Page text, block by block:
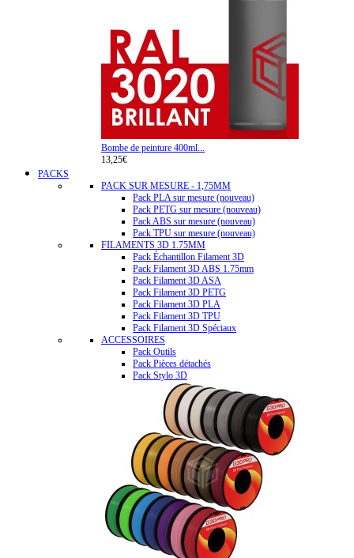
Bombe de peinture 400ml...
13,25€
PACKS
PACK SUR MESURE - 1,75MM
Pack PLA sur mesure (nouveau)
Pack PETG sur mesure (nouveau)
Pack ABS sur mesure (nouveau)
Pack TPU sur mesure (nouveau)
FILAMENTS 3D 1.75MM
Pack Échantillon Filament 3D
Pack Filament 3D ABS 1.75mm
Pack Filament 3D ASA
Pack Filament 3D PETG
Pack Filament 3D PLA
Pack Filament 3D TPU
Pack Filament 3D Spéciaux
ACCESSOIRES
Pack Outils
Pack Pièces détachés
Pack Stylo 3D